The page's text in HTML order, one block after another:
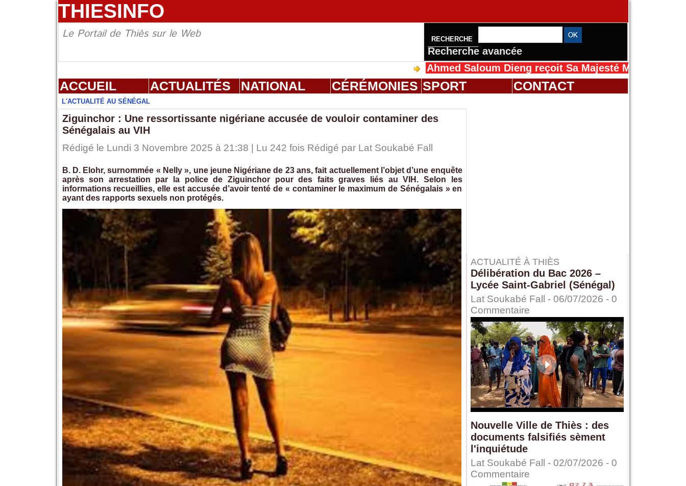
THIESINFO
Le Portail de Thiès sur le Web RECHERCHE
Recherche avancée
Ahmed Saloum Dieng reçoit Sa Majesté Mansah Cissé au
ACCUEIL ACTUALITÉS NATIONAL CÉRÉMONIES SPORT CONTACT
L'ACTUALITÉ AU SÉNÉGAL
Ziguinchor : Une ressortissante nigériane accusée de vouloir contaminer des
Sénégalais au VIH
Rédigé le Lundi 3 Novembre 2025 à 21:38 | Lu 242 fois Rédigé par Lat Soukabé Fall
B. D. Elohr, surnommée « Nelly », une jeune Nigériane de 23 ans, fait actuellement l’objet d’une enquête
après son arrestation par la police de Ziguinchor pour des faits graves liés au VIH. Selon les
informations recueillies, elle est accusée d’avoir tenté de « contaminer le maximum de Sénégalais » en
ayant des rapports sexuels non protégés.
ACTUALITÉ À THIÈS
Délibération du Bac 2026 –
Lycée Saint-Gabriel (Sénégal)
Lat Soukabé Fall - 06/07/2026 - 0
Commentaire
Nouvelle Ville de Thiès : des
documents falsifiés sèment
l'inquiétude
Lat Soukabé Fall - 02/07/2026 - 0
Commentaire